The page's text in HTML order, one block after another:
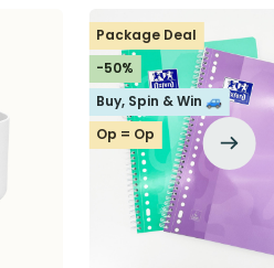
Package Deal
-50%
Buy, Spin & Win 🚙
Op = Op